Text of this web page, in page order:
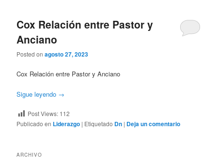
Cox Relación entre Pastor y
Anciano
Posted onagosto 27, 2023
Cox Relación entre Pastor y Anciano
Sigue leyendo →
Post Views: 112
Publicado en Liderazgo | Etiquetado Dn | Deja un comentario
ARCHIVO